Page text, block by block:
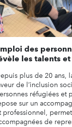
des
les talents
plus de 20 ans,
de l’inclusion
réfugiées et
sur un
professionnel,
de